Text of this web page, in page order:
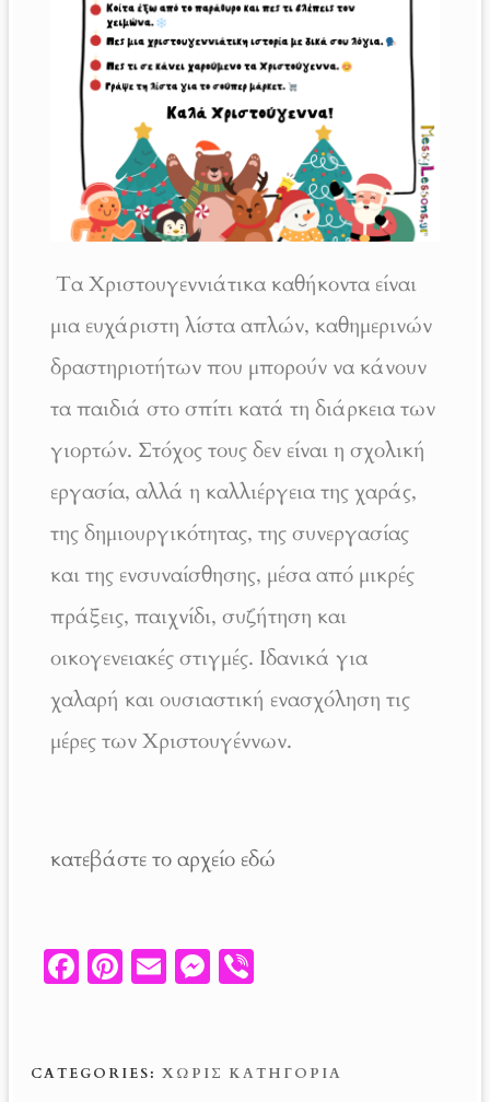
Τα Χριστουγεννιάτικα καθήκοντα είναι
μια ευχάριστη λίστα απλών, καθημερινών
δραστηριοτήτων που μπορούν να κάνουν
τα παιδιά στο σπίτι κατά τη διάρκεια των
γιορτών. Στόχος τους δεν είναι η σχολική
εργασία, αλλά η καλλιέργεια της χαράς,
της δημιουργικότητας, της συνεργασίας
και της ενσυναίσθησης, μέσα από μικρές
πράξεις, παιχνίδι, συζήτηση και
οικογενειακές στιγμές. Ιδανικά για
χαλαρή και ουσιαστική ενασχόληση τις
μέρες των Χριστουγέννων.
κατεβάστε το αρχείο εδώ
Fa
o
Pi
es
E M
n
CATEGORIES: ΧΩΡΊΣ ΚΑΤΗΓΟΡΊΑ